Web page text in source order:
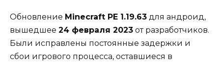
Обновление Minecraft PE 1.19.63 для андроид,
вышедшее 24 февраля 2023 от разработчиков.
Были исправлены постоянные задержки и
сбои игрового процесса, оставшиеся в